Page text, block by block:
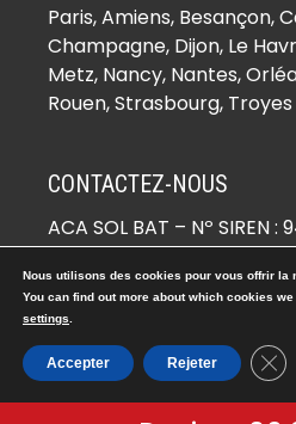
Béton imprimé
Béton imprimé
Béton imprimé
(78490)
Béton imprimé
Béton imprimé
(78270)
Béton imprimé
Béton imprimé
Paris,Amiens, Besançon,
Champagne, Dijon, Le
Metz, Nancy, Nantes,
Rouen, Strasbourg, Troyes
CONTACTEZ-NOUS
ACA SOL BAT – Nº SIREN :
☏ 06 21 18 01 68
✉ devis@beton-
26 RUE DE COCAGNE
© Copyright 2026 -Béton
Nous utilisons des cookies pour vous offrir la
You can find out more about which cookies
settings
Accepter Rejeter